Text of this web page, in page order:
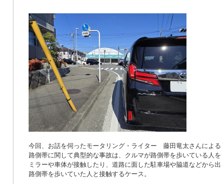
今回、お話を伺ったモータリング・ライター 藤田竜太さんによ
路側帯に関して典型的な事故は、クルマが路側帯を歩いている人
ミラーや車体が接触したり、道路に面した駐車場や脇道などから
路側帯を歩いていた人と接触するケース。